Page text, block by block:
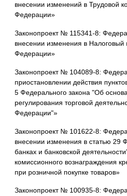
внесении изменений в Трудовой
Федерации»
Законопроект № 115341-8:
внесении изменения в Налоговый
Федерации»
Законопроект № 104089-8:
приостановлении действия
5 Федерального закона "Об
регулирования торговой
Федерации"»
Законопроект № 101622-8:
внесении изменения в статью 29
банках и банковской
комиссионного вознаграждения
при розничной покупке товаров»
Законопроект № 100935-8: